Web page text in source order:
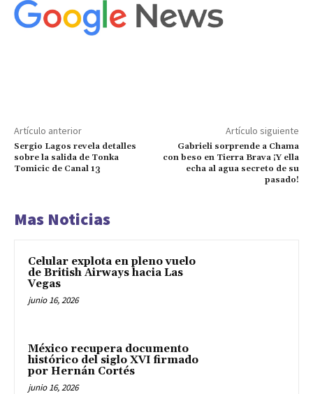
Artículo anterior
Sergio Lagos revela detalles
sobre la salida de Tonka
Tomicic de Canal 13
Artículo siguiente
Gabrieli sorprende a Chama
con beso en Tierra Brava ¡Y ella
echa al agua secreto de su
pasado!
Mas Noticias
Celular explota en pleno vuelo
de British Airways hacia Las
Vegas
junio 16, 2026
México recupera documento
histórico del siglo XVI firmado
por Hernán Cortés
junio 16, 2026